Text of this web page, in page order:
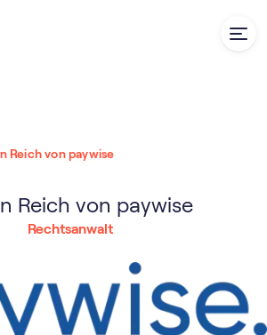
Reich von paywise
Reich von paywise
Rechtsanwalt